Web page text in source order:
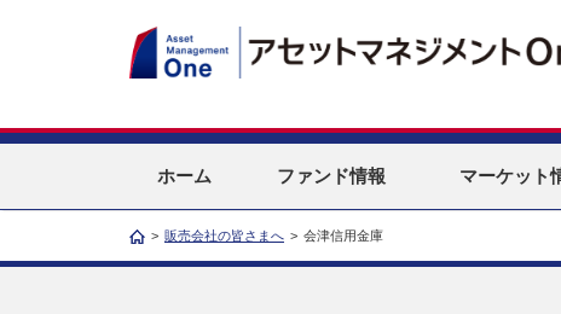
ホーム ファンド情報 マーケット
> 販売会社の皆さまへ > 会津信用金庫